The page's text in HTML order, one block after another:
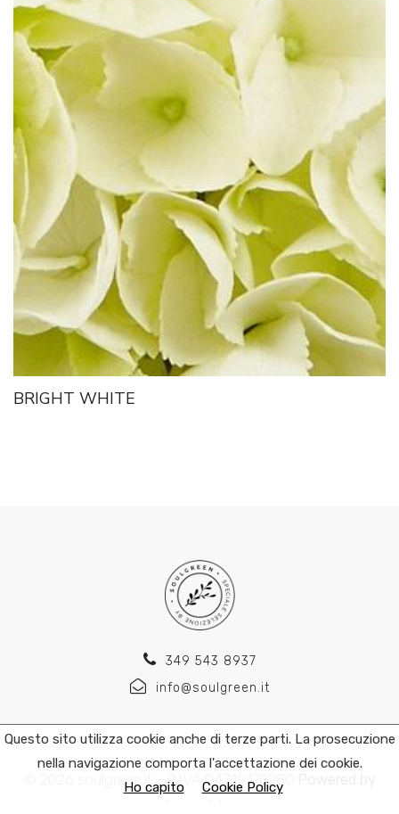
BRIGHT WHITE
349 543 8937
info@soulgreen.it
© 2026 soulgreen.it - P.IVA 04749170280
Questo sito utilizza cookie anche di terze parti. La prosecuzione
nella navigazione comporta l'accettazione dei cookie.
Ho capito
Cookie Policy